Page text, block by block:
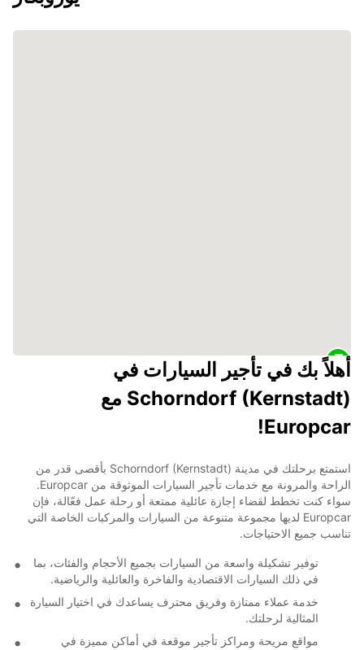
أهلاً بك في تأجير السيارات في
Schorndorf (Kernstadt) مع
Europcar!
استمتع برحلتك في مدينة Schorndorf (Kernstadt) بأقصى قدر من
الراحة والمرونة مع خدمات تأجير السيارات الموثوقة من Europcar.
سواء كنت تخطط لقضاء إجازة عائلية ممتعة أو رحلة عمل فعّالة، فإن
Europcar لديها مجموعة متنوعة من السيارات والمركبات الخاصة التي
تناسب جميع الاحتياجات.
توفير تشكيلة واسعة من السيارات بجميع الأحجام والفئات، بما
في ذلك السيارات الاقتصادية والفاخرة والعائلية والرياضية.
خدمة عملاء ممتازة وفريق محترف يساعدك في اختيار السيارة
المثالية لرحلتك.
مواقع مريحة ومراكز تأجير موقعة في أماكن مميزة في